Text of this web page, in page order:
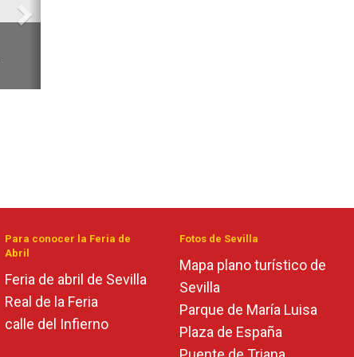
Para conocer la Feria de
Abril
Feria de abril de Sevilla
Real de la Feria
calle del Infierno
Fotos de Sevilla
Mapa plano turístico de
Sevilla
Parque de María Luisa
Plaza de España